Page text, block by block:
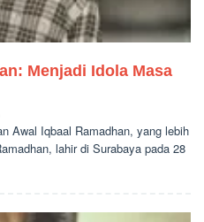
Menjadi Idola Masa
Awal Iqbaal Ramadhan, yang lebih
lahir di Surabaya pada 28